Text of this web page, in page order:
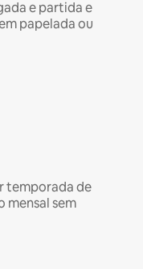
e partida e
papelada ou
temporada de
mensal sem